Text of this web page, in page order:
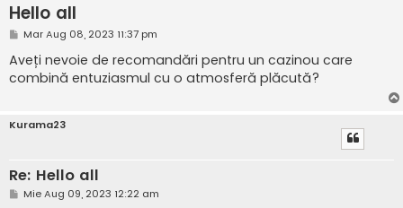
Hello all
M
s
a
j
Mar Aug 08, 2023 11:37 pm
Aveți nevoie de recomandări pentru un cazinou care
combină entuziasmul cu o atmosferă plăcută?
Kurama23
Re: Hello all
M
Mie Aug 09, 2023 12:22 am